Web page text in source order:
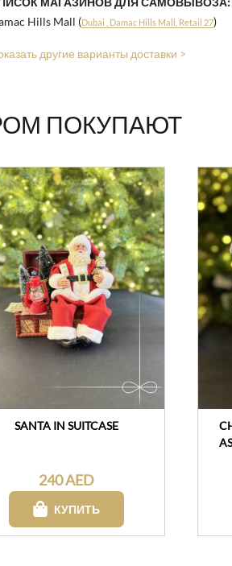
Hills Mall (Dubai , Damac Hills Mall, Retail 27)
другие варианты доставки >
ПОКУПАЮТ
SANTA IN SUITCASE
240 AED
КУПИТЬ